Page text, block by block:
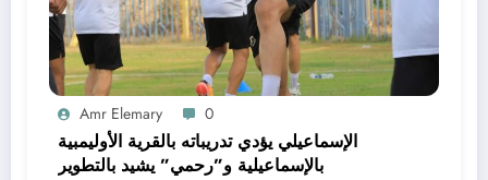
Amr Elemary 0
الإسماعيلي يؤدي تدريباته بالقرية الأوليمبية
بالإسماعيلية و”رحمي” يشيد بالتطوير